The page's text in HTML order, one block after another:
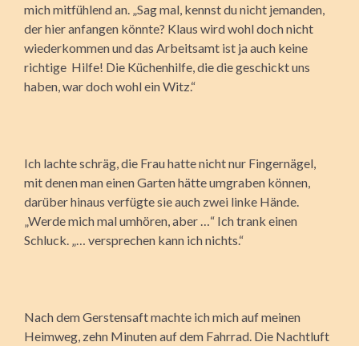
mich mitfühlend an. „Sag mal, kennst du nicht jemanden,
der hier anfangen könnte? Klaus wird wohl doch nicht
wiederkommen und das Arbeitsamt ist ja auch keine
richtige Hilfe! Die Küchenhilfe, die die geschickt uns
haben, war doch wohl ein Witz.“
Ich lachte schräg, die Frau hatte nicht nur Fingernägel,
mit denen man einen Garten hätte umgraben können,
darüber hinaus verfügte sie auch zwei linke Hände.
„Werde mich mal umhören, aber …“ Ich trank einen
Schluck. „… versprechen kann ich nichts.“
Nach dem Gerstensaft machte ich mich auf meinen
Heimweg, zehn Minuten auf dem Fahrrad. Die Nachtluft